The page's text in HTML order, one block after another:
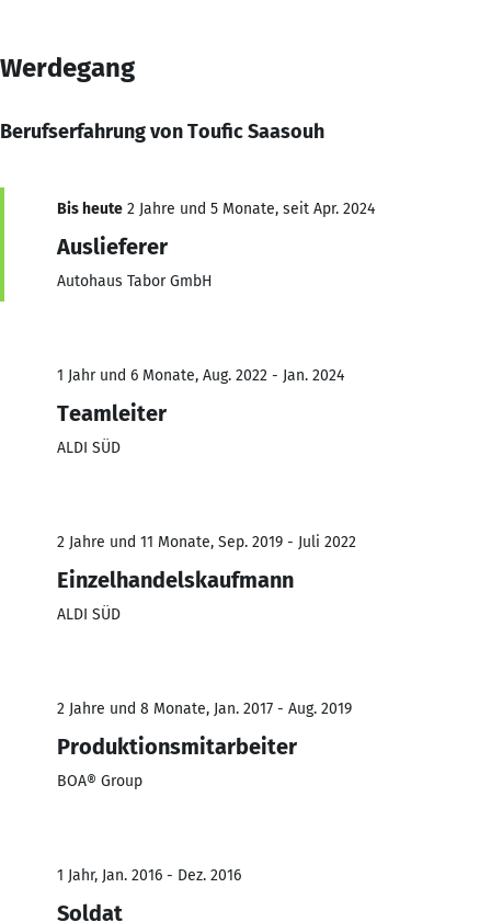
Werdegang
Berufserfahrung von Toufic Saasouh
Bis heute 2 Jahre und 5 Monate, seit Apr. 2024
Auslieferer
Autohaus Tabor GmbH
1 Jahr und 6 Monate, Aug. 2022 - Jan. 2024
Teamleiter
ALDI SÜD
2 Jahre und 11 Monate, Sep. 2019 - Juli 2022
Einzelhandelskaufmann
ALDI SÜD
2 Jahre und 8 Monate, Jan. 2017 - Aug. 2019
Produktionsmitarbeiter
BOA® Group
1 Jahr, Jan. 2016 - Dez. 2016
Soldat